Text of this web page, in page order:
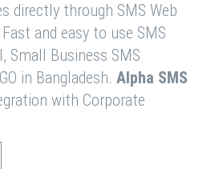
directly through SMS Web
and easy to use SMS
Small Business SMS
in Bangladesh. Alpha SMS
with Corporate